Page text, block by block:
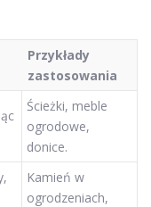
Przykłady
zastosowania
Ścieżki, meble
ogrodowe,
donice.
Kamień w
ogrodzeniach,